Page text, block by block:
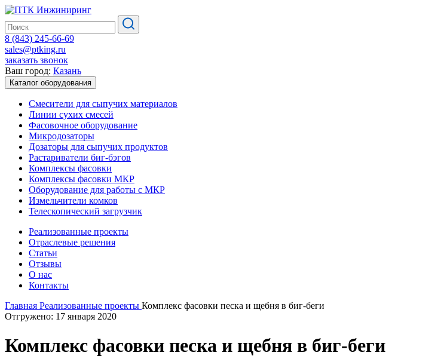
8 (843) 245-66-69
sales@ptking.ru
заказать звонок
Ваш город: Казань
Каталог оборудования
Смесители для сыпучих материалов
Линии сухих смесей
Фасовочное оборудование
Микродозаторы
Дозаторы для сыпучих продуктов
Растариватели биг-бэгов
Комплексы фасовки
Комплексы фасовки МКР
Оборудование для работы с МКР
Измельчители комков
Телескопический загрузчик
Реализованные проекты
Отраслевые решения
Статьи
Отзывы
О нас
Контакты
Главная Реализованные проекты Комплекс фасовки песка и щебня в биг-беги
Отгружено: 17 января 2020
Комплекс фасовки песка и щебня в биг-беги